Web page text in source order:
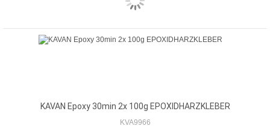
KAVAN Epoxy 30min 2x 100g EPOXIDHARZKLEBER
KVA9966